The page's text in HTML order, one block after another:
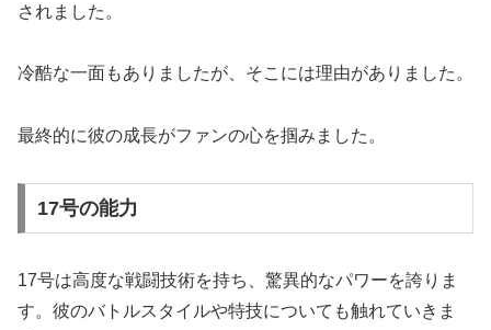
されました。
冷酷な一面もありましたが、そこには理由がありました。
最終的に彼の成長がファンの心を掴みました。
17号の能力
17号は高度な戦闘技術を持ち、驚異的なパワーを誇りま
す。彼のバトルスタイルや特技についても触れていきま